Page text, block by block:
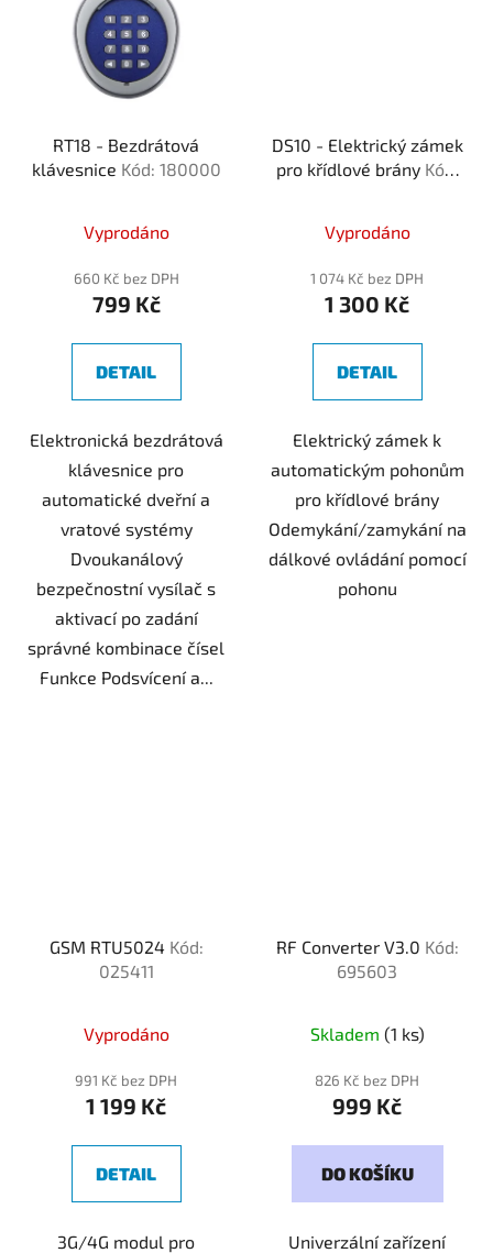
RT18 - Bezdrátová
klávesnice Kód: 180000
Vyprodáno
660 Kč bez DPH
799 Kč
DETAIL
Elektronická bezdrátová
klávesnice pro
automatické dveřní a
vratové systémy
Dvoukanálový
bezpečnostní vysílač s
aktivací po zadání
správné kombinace čísel
Funkce Podsvícení a...
DS10 - Elektrický zámek
pro křídlové brány Kód:
Vyprodáno
1 074 Kč bez DPH
1 300 Kč
DETAIL
Elektrický zámek k
automatickým pohonům
pro křídlové brány
Odemykání/zamykání na
dálkové ovládání pomocí
pohonu
GSM RTU5024 Kód:
025411
Vyprodáno
991 Kč bez DPH
1 199 Kč
DETAIL
3G/4G modul pro
RF Converter V3.0 Kód:
695603
Skladem (1 ks)
826 Kč bez DPH
999 Kč
DO KOŠÍKU
Univerzální zařízení